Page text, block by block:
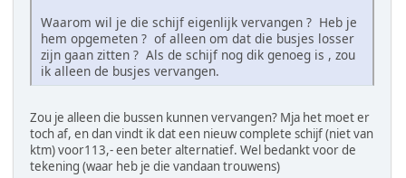
Waarom wil je die schijf eigenlijk vervangen ? Heb je
hem opgemeten ? of alleen om dat die busjes losser
zijn gaan zitten ? Als de schijf nog dik genoeg is , zou
ik alleen de busjes vervangen.
Zou je alleen die bussen kunnen vervangen? Mja het moet er
toch af, en dan vindt ik dat een nieuw complete schijf (niet van
ktm) voor113,- een beter alternatief. Wel bedankt voor de
tekening (waar heb je die vandaan trouwens)